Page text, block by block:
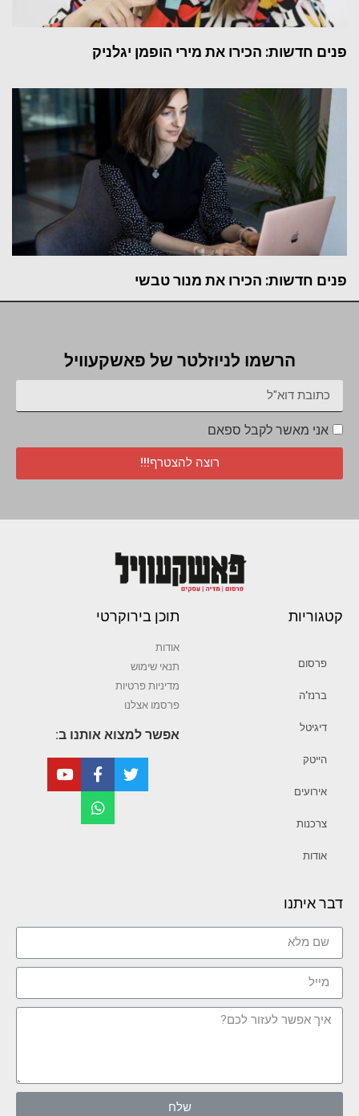
פנים חדשות: הכירו את מירי הופמן יגלניק
פנים חדשות: הכירו את מנור טבשי
הרשמו לניוזלטר של פאשקעוויל
אני מאשר לקבל ספאם
רוצה להצטרף!!!
קטגוריות
פרסום
ברנז’ה
דיגיטל
הייטק
אירועים
צרכנות
אודות
תוכן בירוקרטי
אודות
תנאי שימוש
מדיניות פרטיות
פרסמו אצלנו
אפשר למצוא אותנו ב:
דבר איתנו
שלח